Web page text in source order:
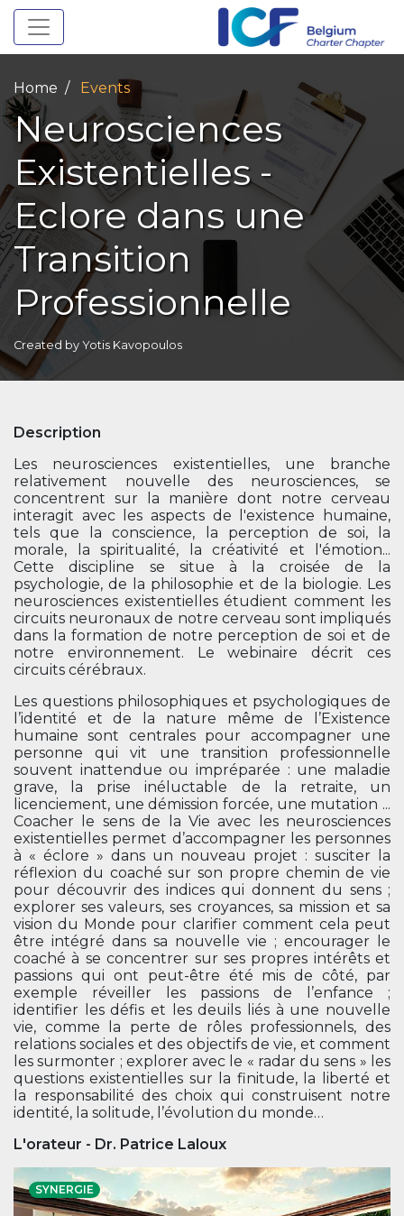
Toggle navigation
Home Events
Neurosciences
Existentielles -
Eclore dans une
Transition
Professionnelle
Created by Yotis Kavopoulos
Description
Les neurosciences existentielles, une branche
relativement nouvelle des neurosciences, se
concentrent sur la manière dont notre cerveau
interagit avec les aspects de l'existence humaine,
tels que la conscience, la perception de soi, la
morale, la spiritualité, la créativité et l'émotion...
Cette discipline se situe à la croisée de la
psychologie, de la philosophie et de la biologie. Les
neurosciences existentielles étudient comment les
circuits neuronaux de notre cerveau sont impliqués
dans la formation de notre perception de soi et de
notre environnement. Le webinaire décrit ces
circuits cérébraux.
Les questions philosophiques et psychologiques de
l’identité et de la nature même de l’Existence
humaine sont centrales pour accompagner une
personne qui vit une transition professionnelle
souvent inattendue ou impréparée : une maladie
grave, la prise inéluctable de la retraite, un
licenciement, une démission forcée, une mutation ...
Coacher le sens de la Vie avec les neurosciences
existentielles permet d’accompagner les personnes
à « éclore » dans un nouveau projet : susciter la
réflexion du coaché sur son propre chemin de vie
pour découvrir des indices qui donnent du sens ;
explorer ses valeurs, ses croyances, sa mission et sa
vision du Monde pour clarifier comment cela peut
être intégré dans sa nouvelle vie ; encourager le
coaché à se concentrer sur ses propres intérêts et
passions qui ont peut-être été mis de côté, par
exemple réveiller les passions de l’enfance ;
identifier les défis et les deuils liés à une nouvelle
vie, comme la perte de rôles professionnels, des
relations sociales et des objectifs de vie, et comment
les surmonter ; explorer avec le « radar du sens » les
questions existentielles sur la finitude, la liberté et
la responsabilité des choix qui construisent notre
identité, la solitude, l’évolution du monde…
L'orateur - Dr. Patrice Laloux
SYNERGIE